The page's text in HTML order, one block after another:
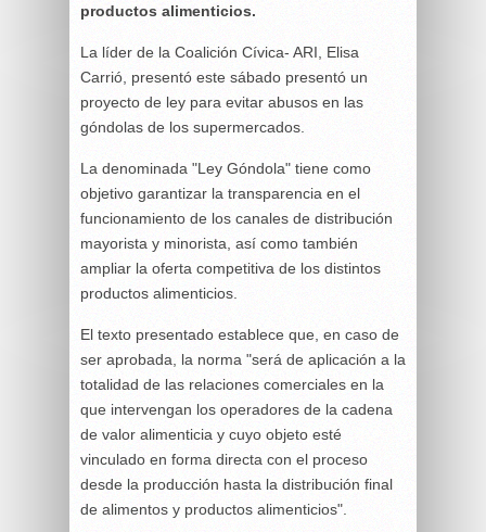
productos alimenticios.
La líder de la Coalición Cívica- ARI, Elisa
Carrió, presentó este sábado presentó un
proyecto de ley para evitar abusos en las
góndolas de los supermercados.
La denominada "Ley Góndola" tiene como
objetivo garantizar la transparencia en el
funcionamiento de los canales de distribución
mayorista y minorista, así como también
ampliar la oferta competitiva de los distintos
productos alimenticios.
El texto presentado establece que, en caso de
ser aprobada, la norma "será de aplicación a la
totalidad de las relaciones comerciales en la
que intervengan los operadores de la cadena
de valor alimenticia y cuyo objeto esté
vinculado en forma directa con el proceso
desde la producción hasta la distribución final
de alimentos y productos alimenticios".